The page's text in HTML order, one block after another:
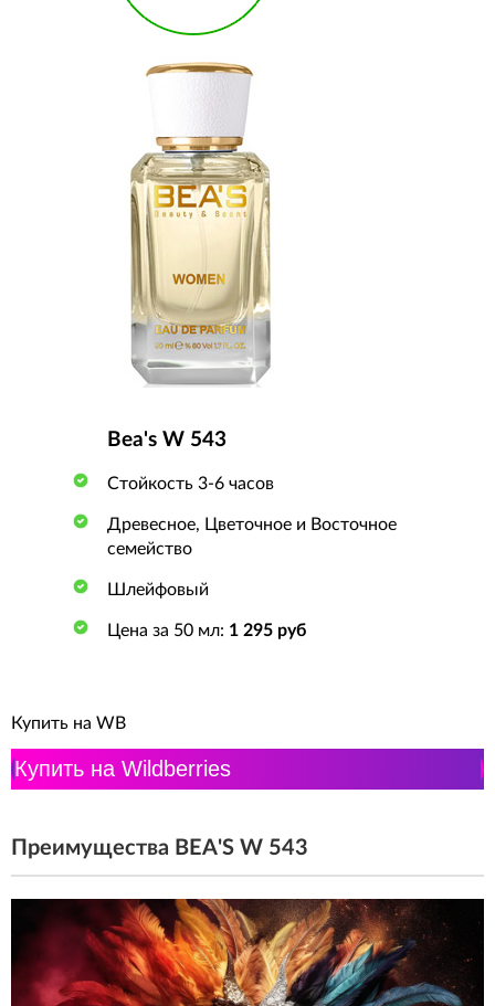
Bea's W 543
Стойкость 3-6 часов
Древесное, Цветочное и Восточное
семейство
Шлейфовый
Цена за 50 мл: 1 295 руб
Купить на WB
Купить на Wildberries
Преимущества BEA'S W 543